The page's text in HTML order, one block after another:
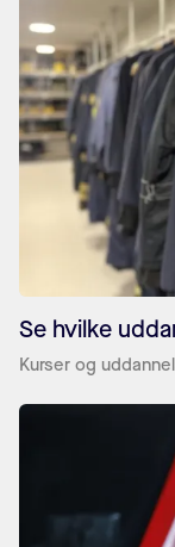
Se hvilke
Kurser og